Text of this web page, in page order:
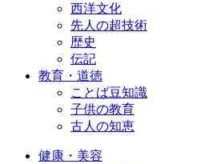
西洋文化
先人の超技術
歴史
伝記
教育・道徳
ことば豆知識
子供の教育
古人の知恵
健康・美容